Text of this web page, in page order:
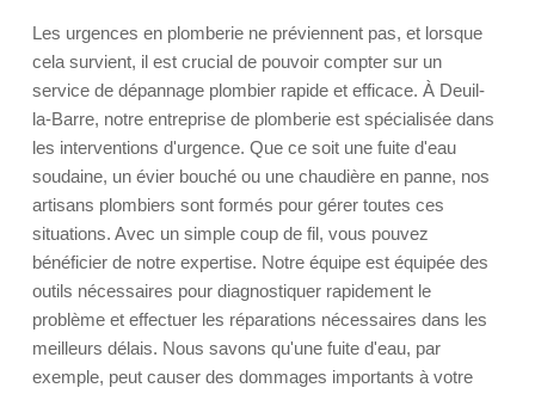
Les urgences en plomberie ne préviennent pas, et lorsque
cela survient, il est crucial de pouvoir compter sur un
service de dépannage plombier rapide et efficace. À Deuil-
la-Barre, notre entreprise de plomberie est spécialisée dans
les interventions d'urgence. Que ce soit une fuite d'eau
soudaine, un évier bouché ou une chaudière en panne, nos
artisans plombiers sont formés pour gérer toutes ces
situations. Avec un simple coup de fil, vous pouvez
bénéficier de notre expertise. Notre équipe est équipée des
outils nécessaires pour diagnostiquer rapidement le
problème et effectuer les réparations nécessaires dans les
meilleurs délais. Nous savons qu'une fuite d'eau, par
exemple, peut causer des dommages importants à votre